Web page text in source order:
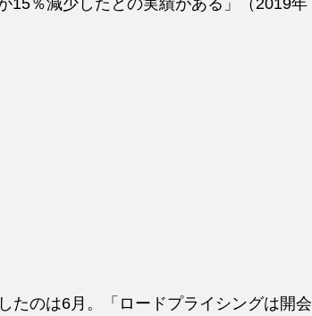
たのは6月。「ロードプライシングは開会